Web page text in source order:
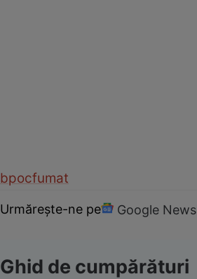
bpocfumat
Urmărește-ne pe Google News
Ghid de cumpărături